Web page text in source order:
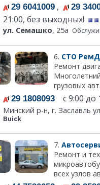
29 6041009 , 29
21:00, без выходных!
ул. Семашко, 25а
6. СТО
Ремонт
грузовых
29 1808093 с 9:00 до
Минский р-н, г. Заславль
Buick
7.
Ремонт и
всех узлов